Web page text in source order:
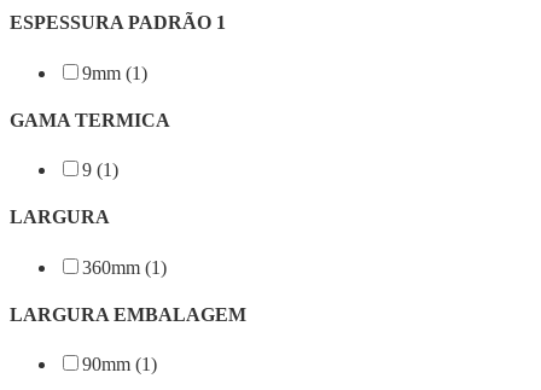
ESPESSURA PADRÃO 1
9mm (1)
GAMA TERMICA
9 (1)
LARGURA
360mm (1)
LARGURA EMBALAGEM
90mm (1)